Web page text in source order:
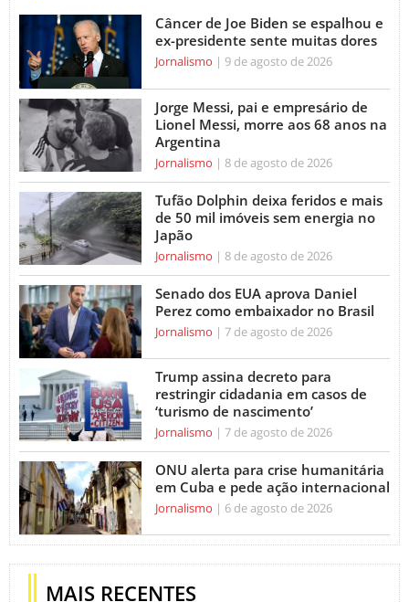
Câncer de Joe Biden se espalhou e
ex-presidente sente muitas dores
Jornalismo 9 de agosto de 2026
Jorge Messi, pai e empresário de
Lionel Messi, morre aos 68 anos na
Argentina
Jornalismo 8 de agosto de 2026
Tufão Dolphin deixa feridos e mais
de 50 mil imóveis sem energia no
Japão
Jornalismo 8 de agosto de 2026
Senado dos EUA aprova Daniel
Perez como embaixador no Brasil
Jornalismo 7 de agosto de 2026
Trump assina decreto para
restringir cidadania em casos de
‘turismo de nascimento’
Jornalismo 7 de agosto de 2026
ONU alerta para crise humanitária
em Cuba e pede ação internacional
Jornalismo 6 de agosto de 2026
MAIS RECENTES